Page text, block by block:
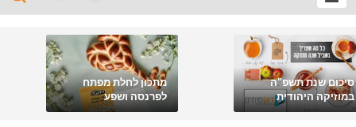
סיכום שנת תשפ"ה
במוזיקה היהודית
מתכון לחלת מפתח
לפרנסה ושפע